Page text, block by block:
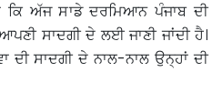
ਕਿ ਅੱਜ ਸਾਡੇ ਦਰਮਿਆਨ ਪੰਜਾਬ ਦੀ
ਸਾਦਗੀ ਦੇ ਲਈ ਜਾਣੀ ਜਾਂਦੀ ਹੈ।
ਦੀ ਸਾਦਗੀ ਦੇ ਨਾਲ-ਨਾਲ ਉਨ੍ਹਾਂ ਦੀ